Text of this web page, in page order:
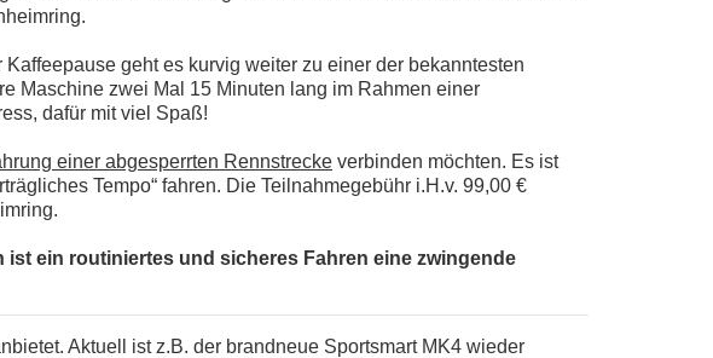
geht es kurvig weiter zu einer der bekanntesten
Maschine zwei Mal 15 Minuten lang im Rahmen einer
dafür mit viel Spaß!
einer abgesperrten Rennstrecke verbinden möchten. Es ist
Tempo“ fahren. Die Teilnahmegebühr i.H.v. 99,00 €
ist ein routiniertes und sicheres Fahren eine zwingende
Aktuell ist z.B. der brandneue Sportsmart MK4 wieder